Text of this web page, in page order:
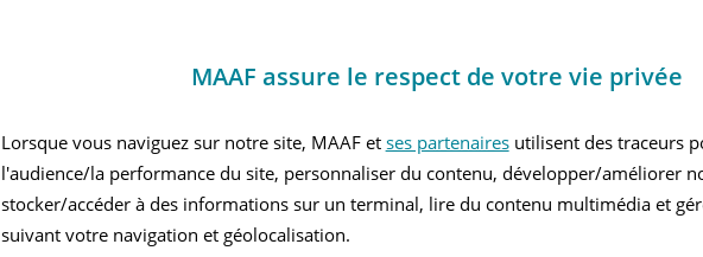
5 / 5
Rédigé par Aline, en septembre 2025
Janvier 2019
MAAF assure le respect de votre vie privée
Lorsque vous naviguez sur notre site, MAAF et ses partenairesutilisent des traceurs
l'audience/la performance du site, personnaliser du contenu, développer/améliorer
stocker/accéder à des informations sur un terminal, lire du contenu multimédia et
suivant votre navigation et géolocalisation.